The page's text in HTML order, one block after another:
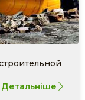
Детальніше